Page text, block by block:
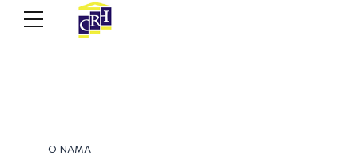
O NAMA